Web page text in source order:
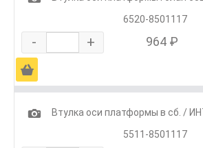
6520-8501117
- + 964 ₽
Ä
1
Втулка оси платформы в сб. /
5511-8501117